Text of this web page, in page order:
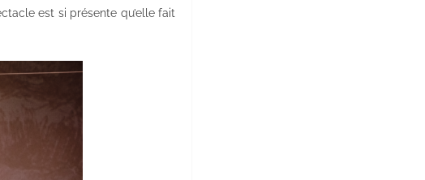
est si présente qu’elle fait